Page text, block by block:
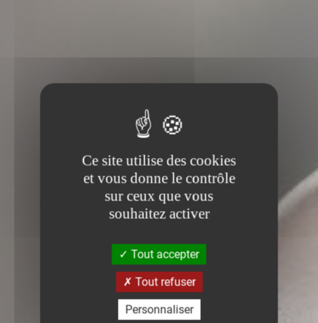
Ce site utilise des cookies
et vous donne le contrôle
sur ceux que vous
souhaitez activer
Tout accepter
Tout refuser
Personnaliser